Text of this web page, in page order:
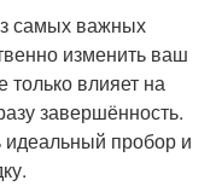
самых важных
изменить ваш
влияет на
завершённость.
идеальный пробор и